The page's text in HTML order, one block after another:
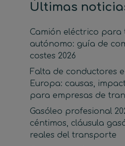
Últimas
Camión eléctrico
autónomo: guía de
costes 2026
Falta de conductores
Europa: causas,
para empresas de
Gasóleo profesional
céntimos, cláusula
reales del transporte